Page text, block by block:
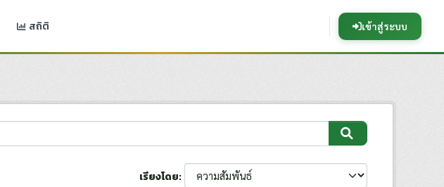
สถิติ เข้าสู่ระบบ
เรียงโดย